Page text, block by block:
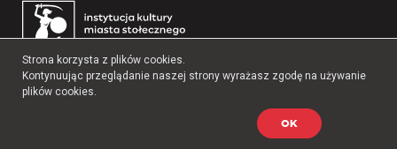
Copyright 2026 Muzeum Powstania Warszawskiego
Strona korzysta z plików cookies.
Kontynuując przeglądanie naszej strony wyrażasz zgodę na używanie
plików cookies.
OK